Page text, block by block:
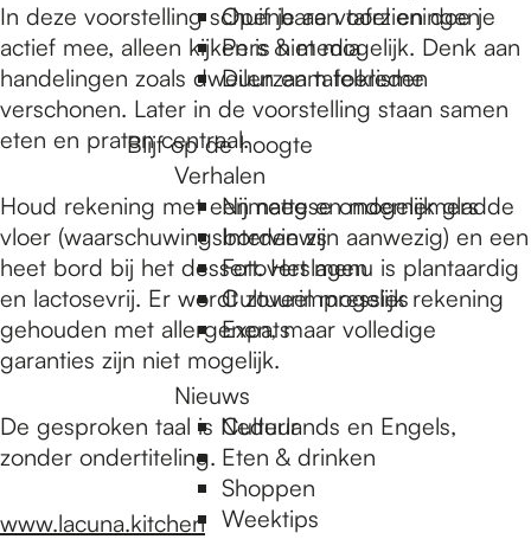
Openbare voorzieningen
Pers & media
Duurzaam toerisme
Blijf op de hoogte
Verhalen
Nijmeegse ondernemers
Interviews
Fotoverslagen
Cultuurimpressies
Expats
Nieuws
Cultuur
Eten & drinken
Shoppen
Weektips
In deze voorstelling schuif je aan tafel en doe je
actief mee, alleen kijken is niet mogelijk. Denk aan
handelingen zoals dweilen en tafelkleden
verschonen. Later in de voorstelling staan samen
eten en praten centraal.
Houd rekening met een natte en mogelijk gladde
vloer (waarschuwingsborden zijn aanwezig) en een
heet bord bij het dessert. Het menu is plantaardig
en lactosevrij. Er wordt zoveel mogelijk rekening
gehouden met allergenen, maar volledige
garanties zijn niet mogelijk.
De gesproken taal is Nederlands en Engels,
zonder ondertiteling.
www.lacuna.kitchen